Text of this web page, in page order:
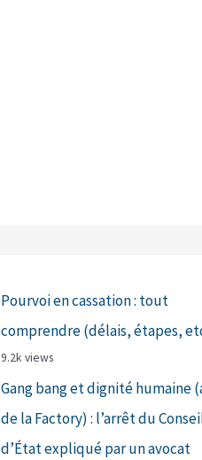
Pourvoi en cassation : tout
comprendre (délais, étapes,
9.2k views
Gang bang et dignité humaine
de la Factory) : l’arrêt du
d’État expliqué par un avocat